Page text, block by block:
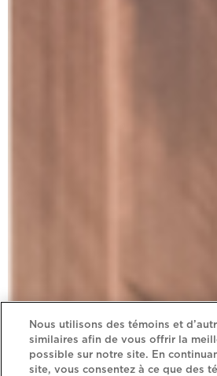
Nous utilisons des témoins et
similaires afin de vous offrir la
possible sur notre site. En
site, vous consentez à ce que des